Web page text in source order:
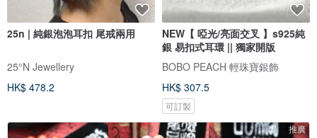
25n | 純銀泡泡耳扣 尾戒兩用
25°N Jewellery
HK$ 478.2
NEW【 啞光/亮面交叉 】s925純
銀 易扣式耳環 || 獨家開版
BOBO PEACH 輕珠寶銀飾
HK$ 307.5
可訂製
推廣